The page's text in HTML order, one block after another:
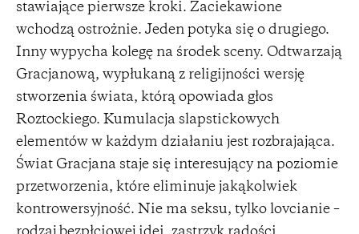
stawiające pierwsze kroki. Zaciekawione
wchodzą ostrożnie. Jeden potyka się o drugiego.
Inny wypycha kolegę na środek sceny. Odtwarzają
Gracjanową, wypłukaną z religijności wersję
stworzenia świata, którą opowiada głos
Roztockiego. Kumulacja slapstickowych
elementów w każdym działaniu jest rozbrajająca.
Świat Gracjana staje się interesujący na poziomie
przetworzenia, które eliminuje jakąkolwiek
kontrowersyjność. Nie ma seksu, tylko lovcianie –